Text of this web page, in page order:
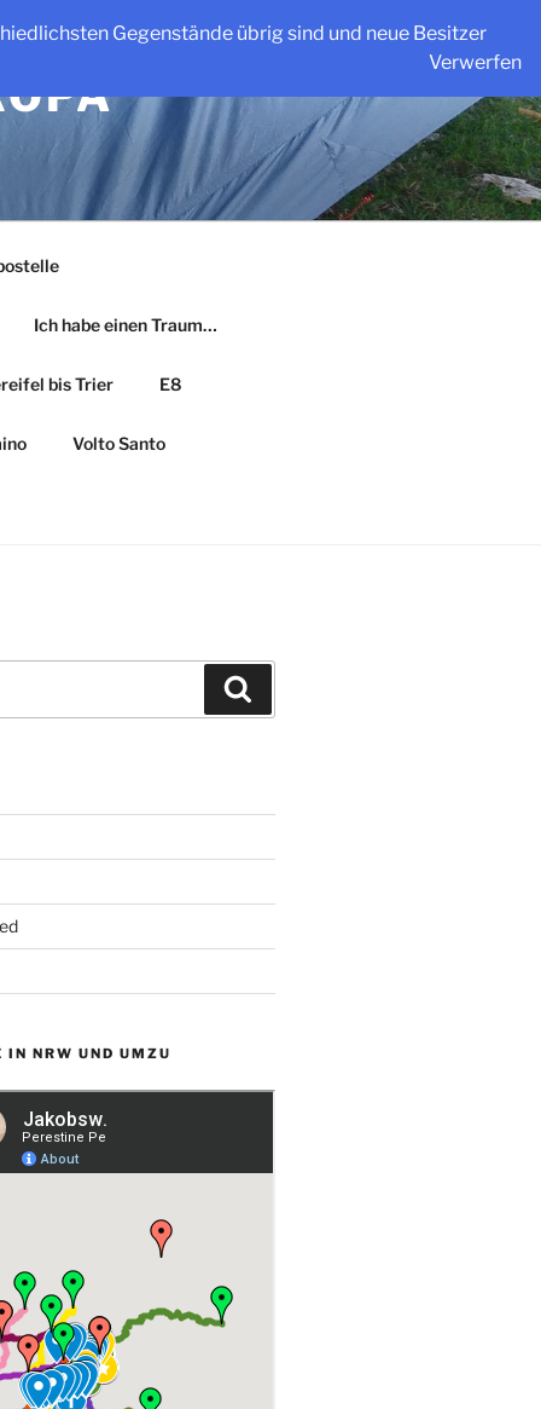
Gegenstände übrig sind und neue Besitzer
Verwerfen
Ich habe einen Traum…
bis Trier E8
Volto Santo
IN NRW UND UMZU